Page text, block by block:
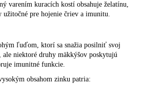
varením kuracích kostí obsahuje želatínu,
pre hojenie čriev a imunitu.
ľuďom, ktorí sa snažia posilniť svoj
ale niektoré druhy mäkkýšov poskytujú
imunitné funkcie.
obsahom zinku patria: